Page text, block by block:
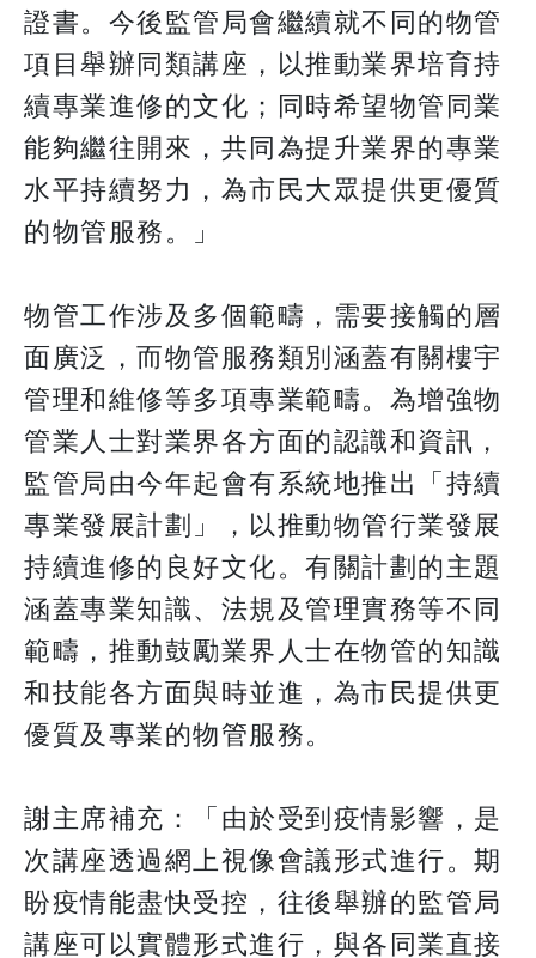
證書。今後監管局會繼續就不同的物管
項目舉辦同類講座，以推動業界培育持
續專業進修的文化；同時希望物管同業
能夠繼往開來，共同為提升業界的專業
水平持續努力，為市民大眾提供更優質
的物管服務。」
物管工作涉及多個範疇，需要接觸的層
面廣泛，而物管服務類別涵蓋有關樓宇
管理和維修等多項專業範疇。為增強物
管業人士對業界各方面的認識和資訊，
監管局由今年起會有系統地推出「持續
專業發展計劃」，以推動物管行業發展
持續進修的良好文化。有關計劃的主題
涵蓋專業知識、法規及管理實務等不同
範疇，推動鼓勵業界人士在物管的知識
和技能各方面與時並進，為市民提供更
優質及專業的物管服務。
謝主席補充：「由於受到疫情影響，是
次講座透過網上視像會議形式進行。期
盼疫情能盡快受控，往後舉辦的監管局
講座可以實體形式進行，與各同業直接